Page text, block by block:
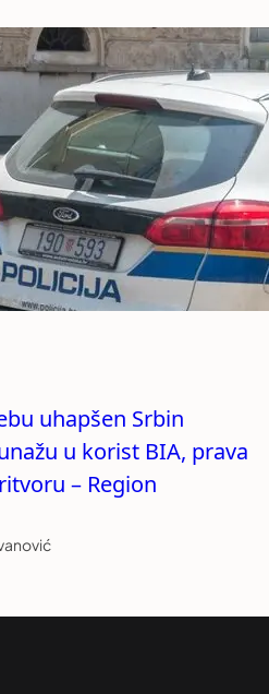
uhapšen Srbin
u korist BIA, prava
– Region